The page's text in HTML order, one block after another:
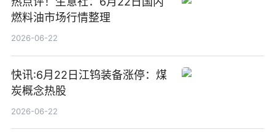
燃料油市场行情整理
2026-06-22
快讯:6月22日江钨装备涨停：煤
炭概念热股
2026-06-22